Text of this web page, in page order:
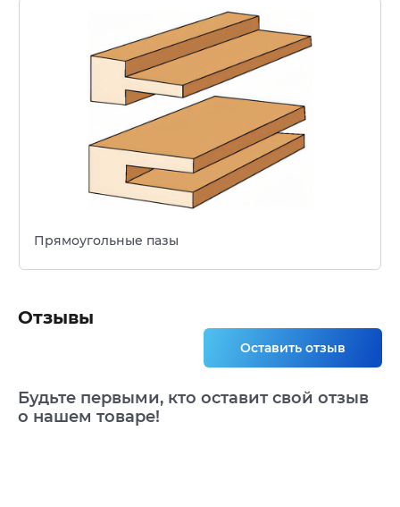
Прямоугольные пазы
Отзывы
Оставить отзыв
Будьте первыми, кто оставит свой отзыв
о нашем товаре!